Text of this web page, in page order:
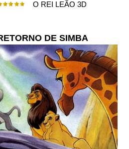
O REI LEÃO 3D
DE SIMBA